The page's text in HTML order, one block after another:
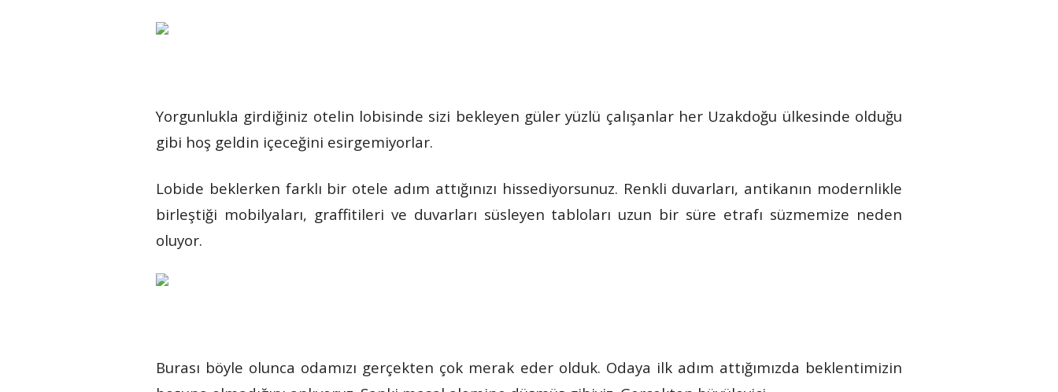
Yorgunlukla girdiğiniz otelin lobisinde sizi bekleyen güler yüzlü çalışanlar her Uzakdoğu ülkesinde olduğu
gibi hoş geldin içeceğini esirgemiyorlar.
Lobide beklerken farklı bir otele adım attığınızı hissediyorsunuz. Renkli duvarları, antikanın modernlikle
birleştiği mobilyaları, graffitileri ve duvarları süsleyen tabloları uzun bir süre etrafı süzmemize neden
oluyor.
Burası böyle olunca odamızı gerçekten çok merak eder olduk. Odaya ilk adım attığımızda beklentimizin